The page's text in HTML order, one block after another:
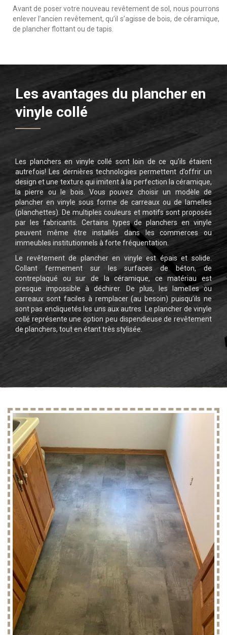
Avant de poser votre nouveau revêtement de sol, nous pourrons
enlever l’ancien revêtement, qu’il s’agisse de bois, de céramique,
de plancher flottant ou de tapis.
Les avantages du plancher en
vinyle collé
Les planchers en vinyle collé sont loin de ce qu’ils étaient
autrefois! Les dernières technologies permettent d’offrir un
design et une texture qui imitent à la perfection la céramique,
la pierre ou le bois. Vous pouvez choisir un modèle de
plancher en vinyle sous forme de carreaux ou de lamelles
(planchettes). De multiples couleurs et motifs sont proposés
par les fabricants. Certains types de planchers en vinyle
peuvent même être installés dans les commerces ou
immeubles institutionnels à forte fréquentation.
Le revêtement de plancher en vinyle est épais et solide.
Collant fermement sur les surfaces de béton, de
contreplaqué ou sur de la céramique, ce matériau est
presque impossible à déchirer. De plus, les lamelles ou
carreaux sont faciles à remplacer (au besoin) puisqu’ils ne
sont pas encliquetés les uns aux autres. Le plancher de vinyle
collé représente une option peu dispendieuse de revêtement
de planchers, tout en étant très stylisée.